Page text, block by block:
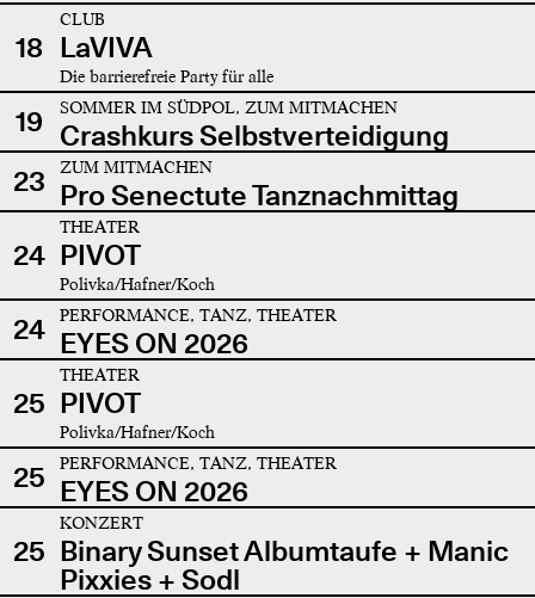
18
CLUB
LaVIVA
Die barrierefreie Party für alle
19 SOMMER IM SÜDPOL, ZUM MITMACHEN
Crashkurs Selbstverteidigung
23
ZUM MITMACHEN
Pro Senectute Tanznachmittag
24
THEATER
PIVOT
Polivka/Hafner/Koch
24 PERFORMANCE, TANZ, THEATER
EYES ON 2026
25
THEATER
PIVOT
Polivka/Hafner/Koch
25 PERFORMANCE, TANZ, THEATER
EYES ON 2026
25
KONZERT
Binary Sunset Albumtaufe + Manic
Pixxies + Sodl